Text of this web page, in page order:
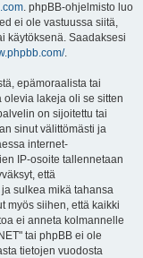
. phpBB-ohjelmisto luo
ei ole vastuussa siitä,
käytöksenä. Saadaksesi
.
epämoraalista tai
lakeja oli se sitten
on sijoitettu tai
sinut välittömästi ja
internet-
IP-osoite tallennetaan
että
sulkea mikä tahansa
myös siihen, että kaikki
ei anneta kolmannelle
tai phpBB ei ole
tietojen vuodosta